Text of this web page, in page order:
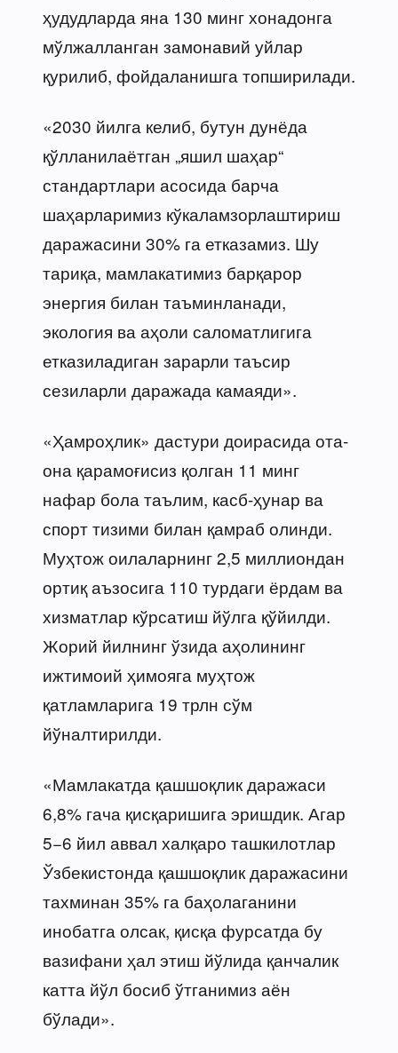
ҳудудларда яна 130 минг хонадонга
мўлжалланган замонавий уйлар
қурилиб, фойдаланишга топширилади.
«2030 йилга келиб, бутун дунёда
қўлланилаётган „яшил шаҳар“
стандартлари асосида барча
шаҳарларимиз кўкаламзорлаштириш
даражасини 30% га етказамиз. Шу
тариқа, мамлакатимиз барқарор
энергия билан таъминланади,
экология ва аҳоли саломатлигига
етказиладиган зарарли таъсир
сезиларли даражада камаяди».
«Ҳамроҳлик» дастури доирасида ота-
она қарамоғисиз қолган 11 минг
нафар бола таълим, касб-ҳунар ва
спорт тизими билан қамраб олинди.
Муҳтож оилаларнинг 2,5 миллиондан
ортиқ аъзосига 110 турдаги ёрдам ва
хизматлар кўрсатиш йўлга қўйилди.
Жорий йилнинг ўзида аҳолининг
ижтимоий ҳимояга муҳтож
қатламларига 19 трлн сўм
йўналтирилди.
«Мамлакатда қашшоқлик даражаси
6,8% гача қисқаришига эришдик. Агар
5−6 йил аввал халқаро ташкилотлар
Ўзбекистонда қашшоқлик даражасини
тахминан 35% га баҳолаганини
инобатга олсак, қисқа фурсатда бу
вазифани ҳал этиш йўлида қанчалик
катта йўл босиб ўтганимиз аён
бўлади».